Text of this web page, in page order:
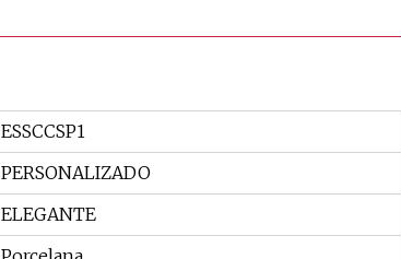
ESSCCSP1
PERSONALIZADO
ELEGANTE